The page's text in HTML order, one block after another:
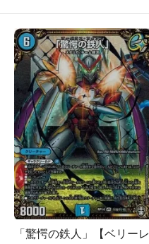
「驚愕の鉄人」【ベリーレ